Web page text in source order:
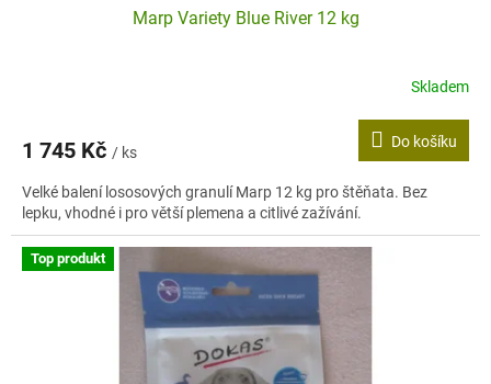
Marp Variety Blue River 12 kg
Skladem
1 745 Kč / ks
Do košíku
Velké balení lososových granulí Marp 12 kg pro štěňata. Bez
lepku, vhodné i pro větší plemena a citlivé zažívání.
Top produkt